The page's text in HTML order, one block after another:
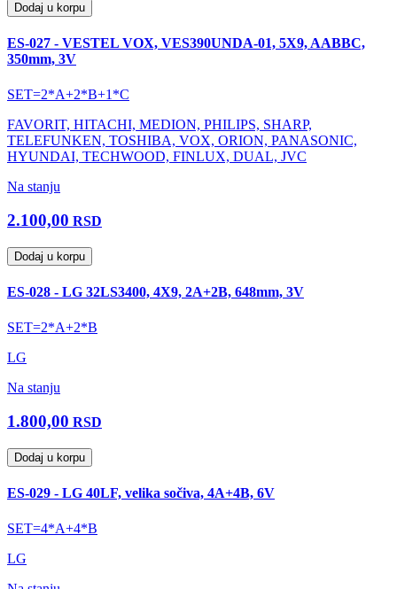
Dodaj u korpu
ES-027 - VESTEL VOX, VES390UNDA-01, 5X9, AABBC,
350mm, 3V
SET=2*A+2*B+1*C
FAVORIT, HITACHI, MEDION, PHILIPS, SHARP,
TELEFUNKEN, TOSHIBA, VOX, ORION, PANASONIC,
HYUNDAI, TECHWOOD, FINLUX, DUAL, JVC
Na stanju
2.100,00 RSD
Dodaj u korpu
ES-028 - LG 32LS3400, 4X9, 2A+2B, 648mm, 3V
SET=2*A+2*B
LG
Na stanju
1.800,00 RSD
Dodaj u korpu
ES-029 - LG 40LF, velika sočiva, 4A+4B, 6V
SET=4*A+4*B
LG